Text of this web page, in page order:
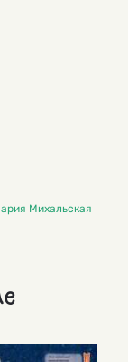
Михальская